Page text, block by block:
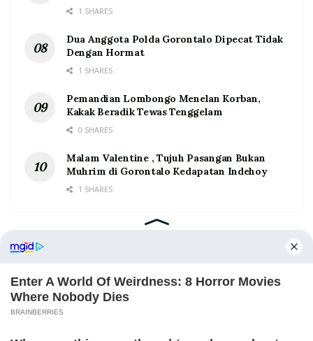
1 SHARES
Dua Anggota Polda Gorontalo Dipecat Tidak
Dengan Hormat
1 SHARES
Pemandian Lombongo Menelan Korban,
Kakak Beradik Tewas Tenggelam
0 SHARES
Malam Valentine , Tujuh Pasangan Bukan
Muhrim di Gorontalo Kedapatan Indehoy
1 SHARES
Home Tentang Kontak Redaksi Pedoman Media Siber